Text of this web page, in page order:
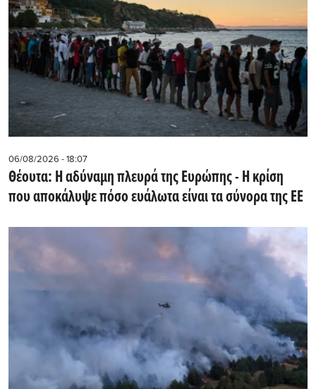
06/08/2026 - 18:07
Θέουτα: Η αδύναμη πλευρά της Ευρώπης - Η κρίση
που αποκάλυψε πόσο ευάλωτα είναι τα σύνορα της ΕΕ